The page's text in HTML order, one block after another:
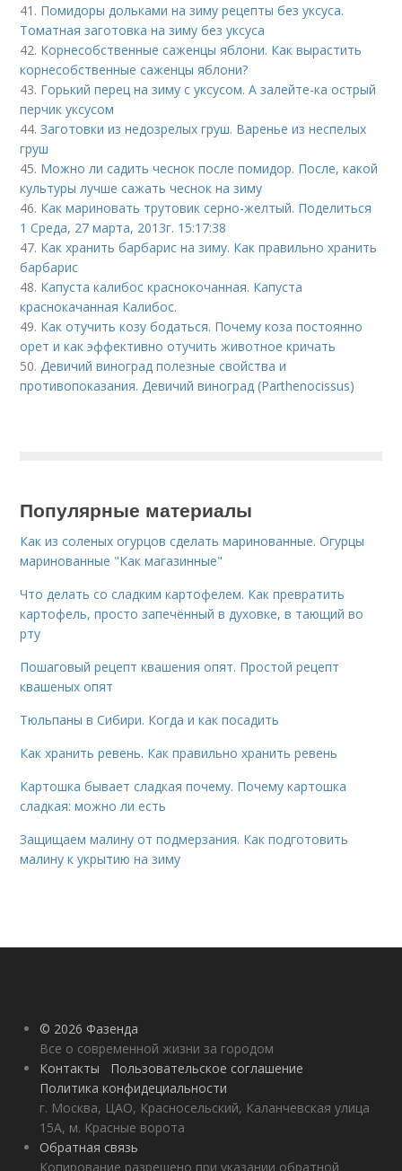
41. Помидоры дольками на зиму рецепты без уксуса.
Томатная заготовка на зиму без уксуса
42. Корнесобственные саженцы яблони. Как вырастить
корнесобственные саженцы яблони?
43. Горький перец на зиму с уксусом. А залейте-ка острый
перчик уксусом
44.Заготовки из недозрелых груш. Варенье из неспелых
груш
45. Можно ли садить чеснок после помидор. После, какой
культуры лучше сажать чеснок на зиму
46. Как мариновать трутовик серно-желтый. Поделиться
1 Среда, 27 марта, 2013г. 15:17:38
47. Как хранить барбарис на зиму. Как правильно хранить
барбарис
48. Капуста калибос краснокочанная. Капуста
краснокачанная Калибос.
49. Как отучить козу бодаться. Почему коза постоянно
орет и как эффективно отучить животное кричать
50. Девичий виноград полезные свойства и
противопоказания. Девичий виноград (Parthenocissus)
Популярные материалы
Как из соленых огурцов сделать маринованные. Огурцы
маринованные "Как магазинные"
Что делать со сладким картофелем. Как превратить
картофель, просто запечённый в духовке, в тающий во
рту
Пошаговый рецепт квашения опят. Простой рецепт
квашеных опят
Тюльпаны в Сибири. Когда и как посадить
Как хранить ревень. Как правильно хранить ревень
Картошка бывает сладкая почему. Почему картошка
сладкая: можно ли есть
Защищаем малину от подмерзания. Как подготовить
малину к укрытию на зиму
© 2026 Фазенда
Все о современной жизни за городом
Контакты
Пользовательское соглашение
Политика конфидециальности
г. Москва, ЦАО, Красносельский, Каланчевская улица
15А, м. Красные ворота
Обратная связь
Копирование разрешено при указании обратной